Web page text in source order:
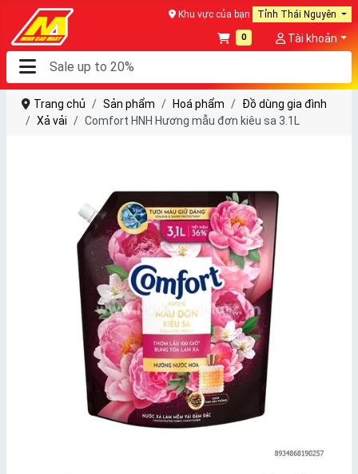
Khu vực của bạn Tỉnh Thái Nguyên
0 Tài khoản
Trang chủ Sản phẩm Hoá phẩm
Đồ dùng gia đình
Xả vải
Comfort HNH Hương mẫu đơn kiêu sa 3.1L